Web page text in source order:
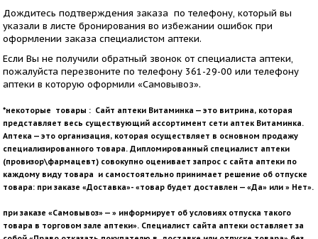
Дождитесь подтверждения заказа по телефону, который вы
указали в листе бронирования во избежании ошибок при
оформлении заказа специалистом аптеки.
Если Вы не получили обратный звонок от специалиста аптеки,
пожалуйста перезвоните по телефону 361-29-00 или телефону
аптеки в которую оформили «Самовывоз».
*некоторые товары : Сайт аптеки Витаминка — это витрина, которая
представляет весь существующий ассортимент сети аптек Витаминка.
Аптека — это организация, которая осуществляет в основном продажу
специализированного товара. Дипломированный специалист аптеки
(провизор\фармацевт) совокупно оценивает запрос с сайта аптеки по
каждому виду товара и самостоятельно принимает решение об отпуске
товара: при заказе «Доставка»- «товар будет доставлен — «Да» или » Нет».
при заказе «Самовывоз» — » информирует об условиях отпуска такого
товара в торговом зале аптеки». Специалист сайта аптеки оставляет за